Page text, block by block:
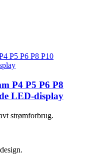
P4 P5 P6 P8
LED-display
strømforbrug.